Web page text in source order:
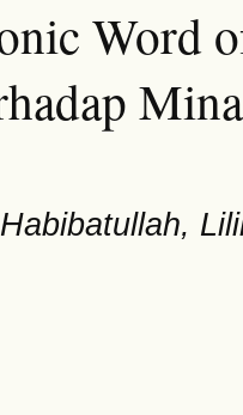
Word